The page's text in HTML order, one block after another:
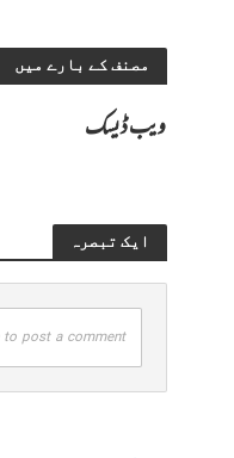
مصنف کے بارے میں
ویب ڈیسک
ایک تبصرہ
to post a comment